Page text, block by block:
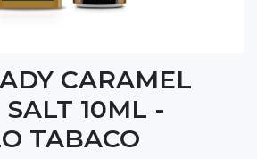
CARAMEL
SALT 10ML -
TABACO